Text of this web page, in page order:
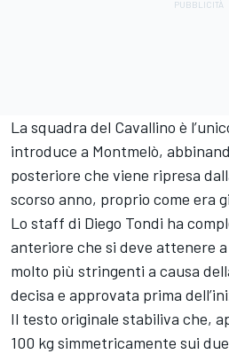
La squadra del Cavallino è
introduce a Montmelò,
posteriore che viene ripresa
scorso anno, proprio come era
Lo staff di Diego Tondi ha
anteriore che si deve attenere
molto più stringenti a causa
decisa e approvata prima
Il testo originale stabiliva che,
100 kg simmetricamente sui